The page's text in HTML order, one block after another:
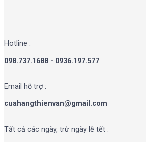
Hotline :
098.737.1688 - 0936.197.577
Email hỗ trợ :
cuahangthienvan@gmail.com
Tất cả các ngày, trừ ngày lễ tết :